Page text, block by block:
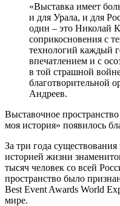
«Выставка имеет
и для Урала, и для
один – это Николай
соприкосновения с
технологий каждый
впечатлением и с
в той страшной
благотворительной
Андреев.
Выставочное
моя история» появилось
За три года
историей жизни
тысяч человек со всей
пространство было
Best Event Awards World
мире.